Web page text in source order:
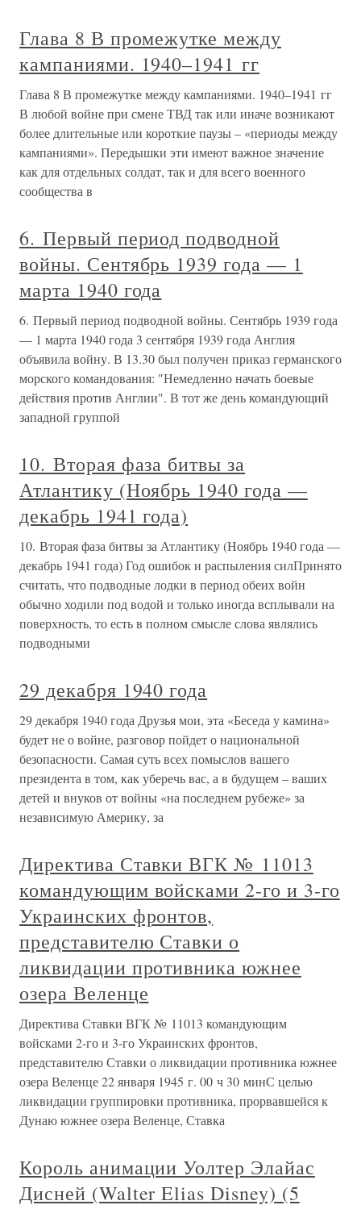
Глава 8 В промежутке между
кампаниями. 1940–1941 гг
Глава 8 В промежутке между кампаниями. 1940–1941 гг
В любой войне при смене ТВД так или иначе возникают
более длительные или короткие паузы – «периоды между
кампаниями». Передышки эти имеют важное значение
как для отдельных солдат, так и для всего военного
сообщества в
6. Первый период подводной
войны. Сентябрь 1939 года — 1
марта 1940 года
6. Первый период подводной войны. Сентябрь 1939 года
— 1 марта 1940 года 3 сентября 1939 года Англия
объявила войну. В 13.30 был получен приказ германского
морского командования: "Немедленно начать боевые
действия против Англии". В тот же день командующий
западной группой
10. Вторая фаза битвы за
Атлантику (Ноябрь 1940 года —
декабрь 1941 года)
10. Вторая фаза битвы за Атлантику (Ноябрь 1940 года —
декабрь 1941 года) Год ошибок и распыления силПринято
считать, что подводные лодки в период обеих войн
обычно ходили под водой и только иногда всплывали на
поверхность, то есть в полном смысле слова являлись
подводными
29 декабря 1940 года
29 декабря 1940 года Друзья мои, эта «Беседа у камина»
будет не о войне, разговор пойдет о национальной
безопасности. Самая суть всех помыслов вашего
президента в том, как уберечь вас, а в будущем – ваших
детей и внуков от войны «на последнем рубеже» за
независимую Америку, за
Директива Ставки ВГК № 11013
командующим войсками 2-го и 3-го
Украинских фронтов,
представителю Ставки о
ликвидации противника южнее
озера Веленце
Директива Ставки ВГК № 11013 командующим
войсками 2-го и 3-го Украинских фронтов,
представителю Ставки о ликвидации противника южнее
озера Веленце 22 января 1945 г. 00 ч 30 минС целью
ликвидации группировки противника, прорвавшейся к
Дунаю южнее озера Веленце, Ставка
Король анимации Уолтер Элайас
Дисней (Walter Elias Disney) (5